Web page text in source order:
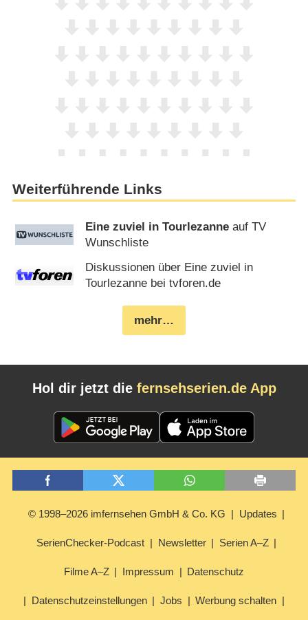
Weiterführende Links
Eine zuviel in Tourlezanne auf TV
Wunschliste
Diskussionen über Eine zuviel in
Tourlezanne bei tvforen.de
mehr…
Hol dir jetzt die fernsehserien.de App
© 1998–2026 imfernsehen GmbH & Co. KG Updates
SerienChecker-Podcast Newsletter Serien A–Z
Filme A–Z Impressum Datenschutz
Datenschutzeinstellungen Jobs Werbung schalten